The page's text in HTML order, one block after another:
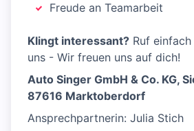
Freude an Teamarbeit
Klingt interessant? Ruf
uns - Wir freuen uns auf dich!
Auto Singer GmbH & Co. KG,
87616 Marktoberdorf
Ansprechpartnerin: Julia Stich